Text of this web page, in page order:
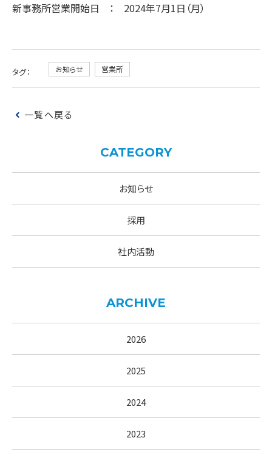
新事務所営業開始日 ： 2024年7月1日（月）
タグ： お知らせ 営業所
一覧へ戻る
CATEGORY
お知らせ
採用
社内活動
ARCHIVE
2026
2025
2024
2023